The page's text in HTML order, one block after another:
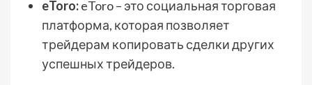
eToro:eToro – это социальная торговая
платформа, которая позволяет
трейдерам копировать сделки других
успешных трейдеров.